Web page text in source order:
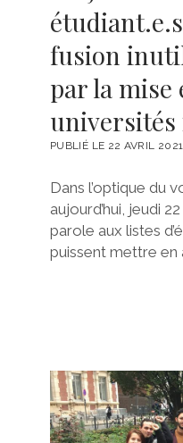
fusion
par la mise
universités
PUBLIÉ LE 22 AVRIL 2021
Dans l’optique du
aujourd’hui, jeudi
parole aux listes
puissent mettre en